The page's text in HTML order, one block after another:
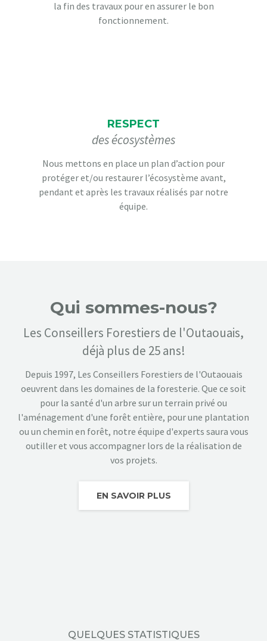
la fin des travaux pour en assurer le bon
fonctionnement.
RESPECT
des écosystèmes
Nous mettons en place un plan d’action pour
protéger et/ou restaurer l’écosystème avant,
pendant et après les travaux réalisés par notre
équipe.
Qui sommes-nous?
Les Conseillers Forestiers de l'Outaouais,
déjà plus de 25 ans!
Depuis 1997, Les Conseillers Forestiers de l'Outaouais
oeuvrent dans les domaines de la foresterie. Que ce soit
pour la santé d'un arbre sur un terrain privé ou
l'aménagement d'une forêt entière, pour une plantation
ou un chemin en forêt, notre équipe d'experts saura vous
outiller et vous accompagner lors de la réalisation de
vos projets.
EN SAVOIR PLUS
QUELQUES STATISTIQUES